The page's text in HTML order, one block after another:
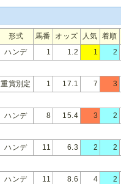
形式 馬番 オッズ 人気 着順
ハンデ 1 1.2 1 2
重賞別定 1 17.1 7 3
ハンデ 8 15.4 3 2
ハンデ 11 6.3 2 2
ハンデ 11 8.6 4 2